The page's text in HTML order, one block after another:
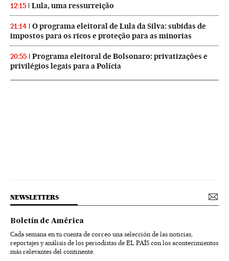
12:15 Lula, uma ressurreição
21:14
O programa eleitoral de Lula da Silva: subidas de
impostos para os ricos e proteção para as minorias
20:55
Programa eleitoral de Bolsonaro: privatizações e
privilégios legais para a Polícia
NEWSLETTERS
Boletín de América
Cada semana en tu cuenta de correo una selección de las noticias,
reportajes y análisis de los periodistas de EL PAÍS con los acontecimientos
más relevantes del continente.